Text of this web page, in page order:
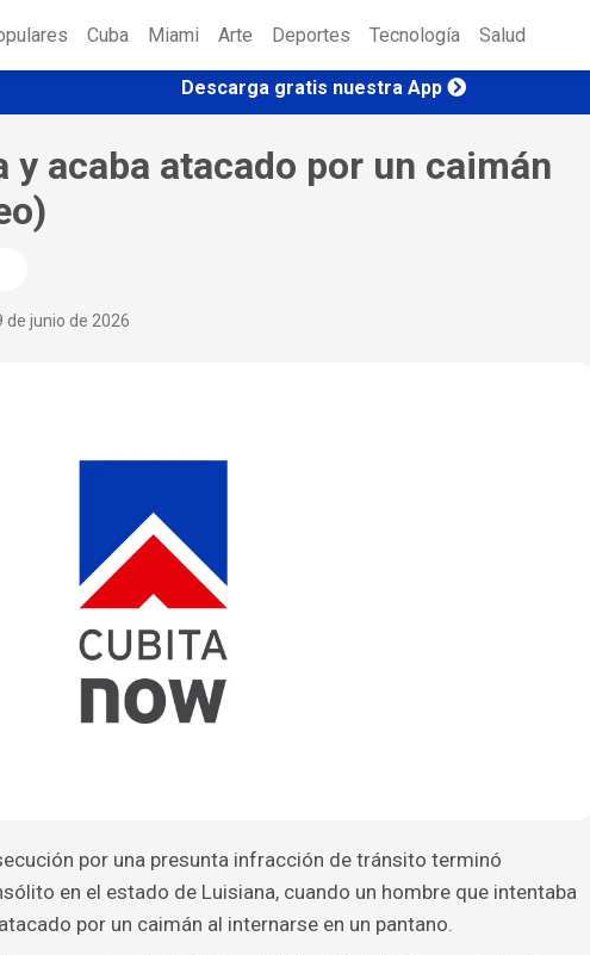
Cuba Miami Arte Deportes Tecnología Salud
Descarga gratis nuestra App
y acaba atacado por un caimán
de junio de 2026
por una presunta infracción de tránsito terminó
en el estado de Luisiana, cuando un hombre que intentaba
por un caimán al internarse en un pantano.